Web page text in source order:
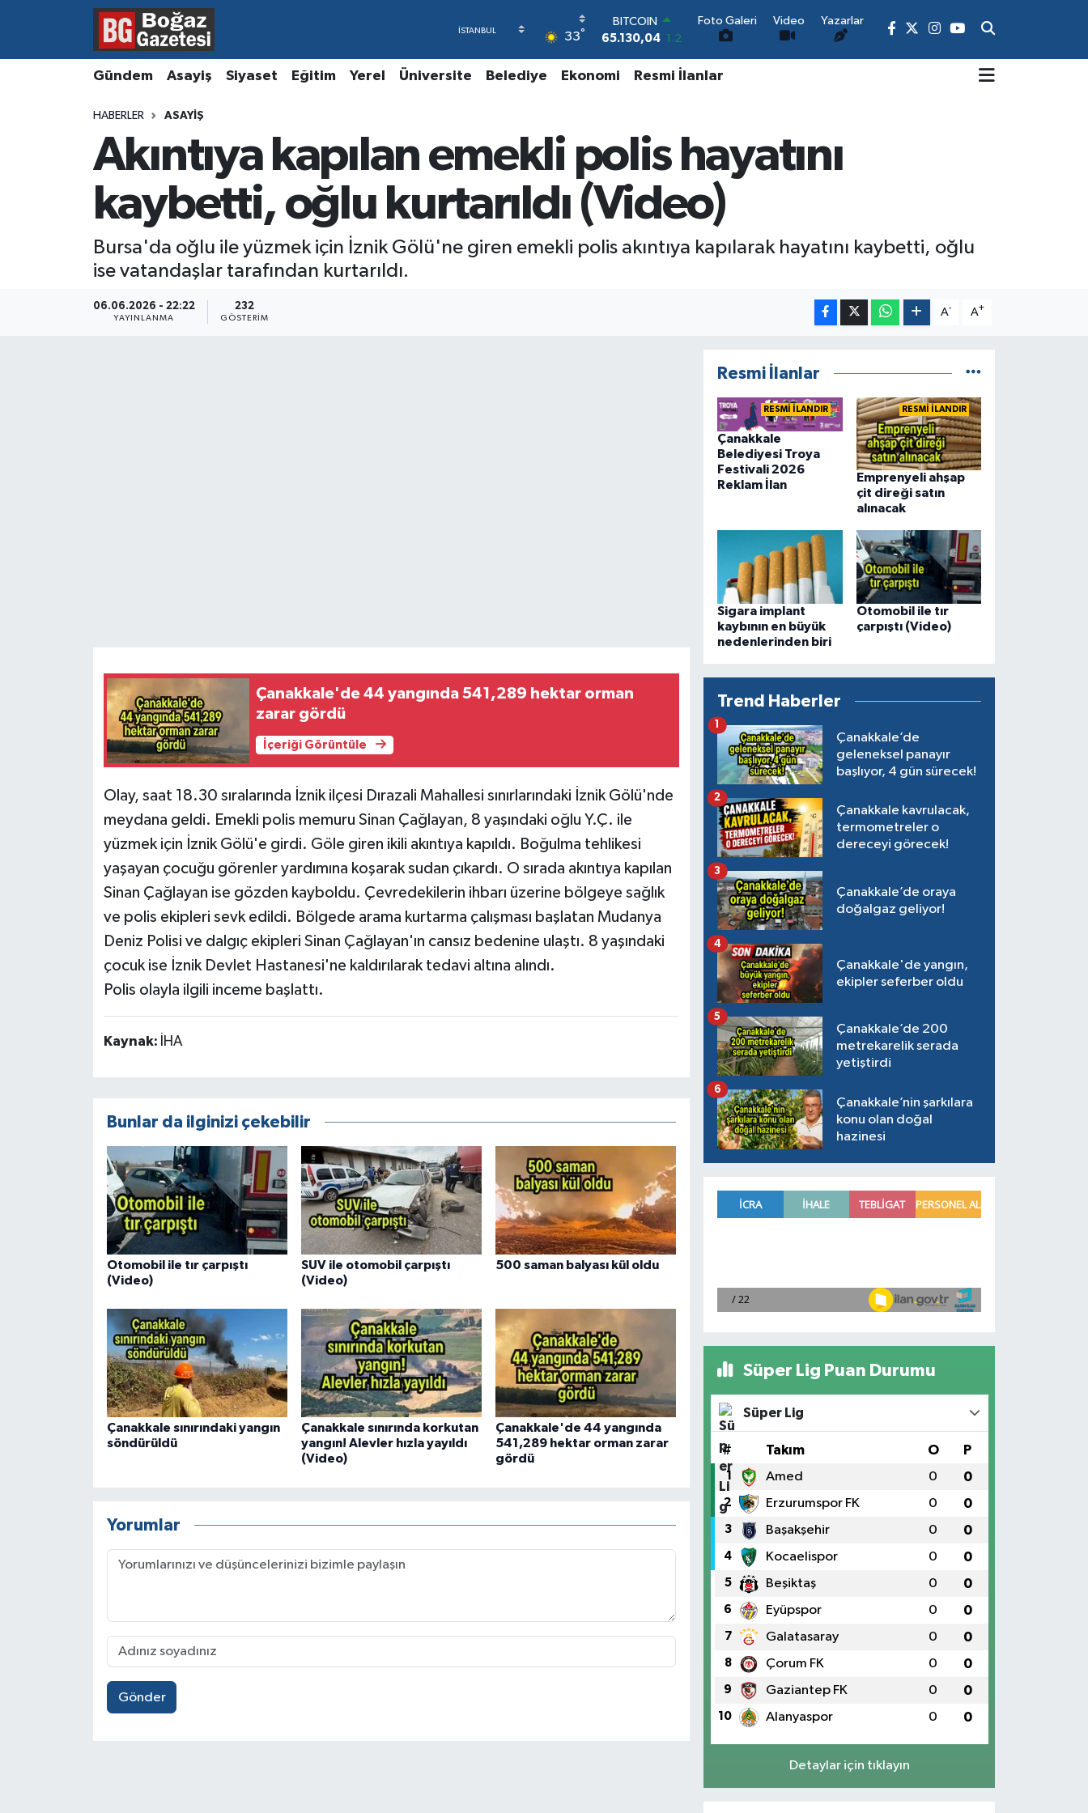
33°
BITCOIN
65.130,04 1.2
47,7069
0.17
64,1897
GRAM ALTIN
6618.49
2.12
BİST100
13.887
64
Foto Galeri Video Yazarlar
Gündem Asayiş Siyaset Eğitim Yerel Üniversite Belediye Ekonomi Resmi İlanlar
HABERLER ASAYIŞ
Akıntıya kapılan emekli polis hayatını
kaybetti, oğlu kurtarıldı (Video)
Bursa'da oğlu ile yüzmek için İznik Gölü'ne giren emekli polis akıntıya kapılarak hayatını kaybetti, oğlu
ise vatandaşlar tarafından kurtarıldı.
06.06.2026 - 22:22
YAYINLANMA
232
GÖSTERIM
A- A+
Çanakkale'de 44 yangında 541,289 hektar orman
zarar gördü
İçeriği Görüntüle
Olay, saat 18.30 sıralarında İznik ilçesi Dırazali Mahallesi sınırlarındaki İznik Gölü'nde
meydana geldi. Emekli polis memuru Sinan Çağlayan, 8 yaşındaki oğlu Y.Ç. ile
yüzmek için İznik Gölü'e girdi. Göle giren ikili akıntıya kapıldı. Boğulma tehlikesi
yaşayan çocuğu görenler yardımına koşarak sudan çıkardı. O sırada akıntıya kapılan
Sinan Çağlayan ise gözden kayboldu. Çevredekilerin ihbarı üzerine bölgeye sağlık
ve polis ekipleri sevk edildi. Bölgede arama kurtarma çalışması başlatan Mudanya
Deniz Polisi ve dalgıç ekipleri Sinan Çağlayan'ın cansız bedenine ulaştı. 8 yaşındaki
çocuk ise İznik Devlet Hastanesi'ne kaldırılarak tedavi altına alındı.
Polis olayla ilgili inceme başlattı.
Kaynak: İHA
Bunlar da ilginizi çekebilir
Otomobil ile tır çarpıştı
(Video)
SUV ile otomobil çarpıştı
(Video)
500 saman balyası kül oldu
Çanakkale sınırındaki yangın
söndürüldü
Çanakkale sınırında korkutan
yangın! Alevler hızla yayıldı
(Video)
Çanakkale'de 44 yangında
541,289 hektar orman zarar
gördü
Yorumlar
Gönder
Resmi İlanlar
RESMİ İLANDIR
Çanakkale
Belediyesi Troya
Festivali 2026
Reklam İlan
RESMİ İLANDIR
Emprenyeli ahşap
çit direği satın
alınacak
Sigara implant
kaybının en büyük
nedenlerinden biri
Otomobil ile tır
çarpıştı (Video)
Trend Haberler
Çanakkale’de
geleneksel panayır
başlıyor, 4 gün sürecek!
1
Çanakkale kavrulacak,
termometreler o
dereceyi görecek!
2
Çanakkale’de oraya
doğalgaz geliyor!
3
Çanakkale'de yangın,
ekipler seferber oldu
4
Çanakkale’de 200
metrekarelik serada
yetiştirdi
5
Çanakkale’nin şarkılara
konu olan doğal
hazinesi
6
Süper Lig Puan Durumu
Süper Lig
# Takım O P
1 Amed 0 0
2 Erzurumspor FK 0 0
3 Başakşehir 0 0
4 Kocaelispor 0 0
5 Beşiktaş 0 0
6 Eyüpspor 0 0
7 Galatasaray 0 0
8 Çorum FK 0 0
9 Gaziantep FK 0 0
10 Alanyaspor 0 0
Detaylar için tıklayın
Asayiş
Ekonomi
Gündem
Kültür ve Sanat
Magazin
Resmi İlanlar
Hava Durumu
Süper Lig Puan Durumu ve Fikstür
Tüm Manşetler
Son Dakika Haberleri
Haber Arşivi